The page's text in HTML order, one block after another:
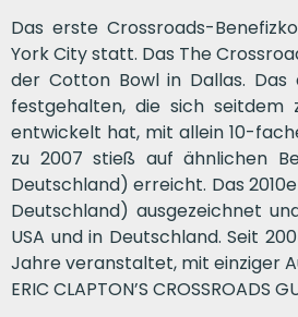
Das erste Crossroads-
York City statt. Das The
der Cotton Bowl in Dallas.
festgehalten, die sich seitdem
entwickelt hat, mit allein 10-
zu 2007 stieß auf ähnlichen
Deutschland) erreicht. Das
Deutschland) ausgezeichnet
USA und in Deutschland. Seit
Jahre veranstaltet, mit einziger
ERIC CLAPTON’S CROSSROADS